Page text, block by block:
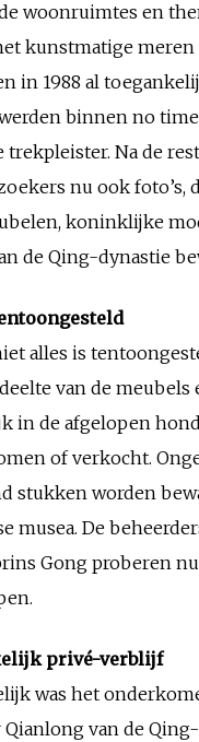
woonruimtes en
kunstmatige meren
in 1988 al
binnen no
Na de
nu ook foto’s,
koninklijke
de Qing-dynastie
alles is
van de meubels
in de afgelopen
of verkocht.
stukken worden
musea. De
Gong proberen
privé-verblijf
was het
van de